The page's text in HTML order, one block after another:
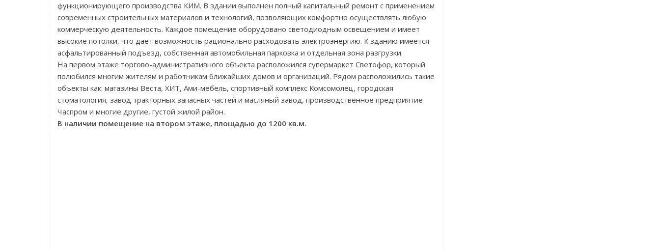
функционирующего производства КИМ. В здании выполнен полный капитальный ремонт с применением
современных строительных материалов и технологий, позволяющих комфортно осуществлять любую
коммерческую деятельность. Каждое помещение оборудовано светодиодным освещением и имеет
высокие потолки, что дает возможность рационально расходовать электроэнергию. К зданию имеется
асфальтированный подъезд, собственная автомобильная парковка и отдельная зона разгрузки.
На первом этаже торгово-административного объекта расположился супермаркет Светофор, который
полюбился многим жителям и работникам ближайших домов и организаций. Рядом расположились такие
объекты как: магазины Веста, ХИТ, Ами-мебель, спортивный комплекс Комсомолец, городская
стоматология, завод тракторных запасных частей и масляный завод, производственное предприятие
Часпром и многие другие, густой жилой район.
В наличии помещение на втором этаже, площадью до 1200 кв.м.